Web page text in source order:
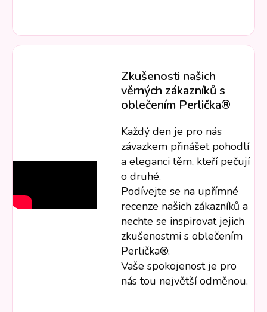
Zkušenosti našich
věrných zákazníků s
oblečením Perlička®
Každý den je pro nás
závazkem přinášet pohodlí
a eleganci těm, kteří pečují
o druhé.
Podívejte se na upřímné
recenze našich zákazníků a
nechte se inspirovat jejich
zkušenostmi s oblečením
Perlička®.
Vaše spokojenost je pro
nás tou největší odměnou.